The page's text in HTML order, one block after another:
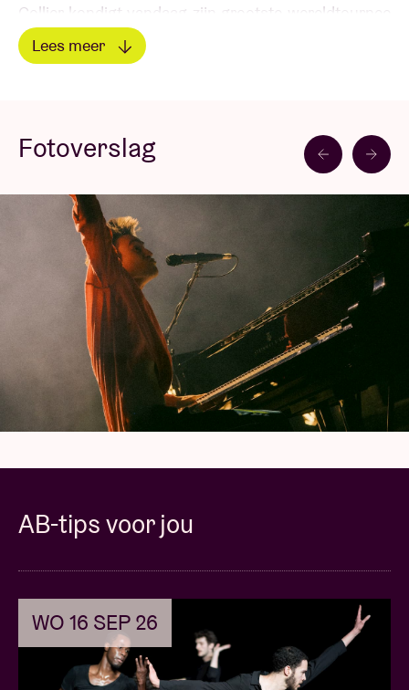
Collier kondigt vandaag zijn grootste wereldtournee
ooit aan, die hem door heel Europa zal brengen, met
onder andere optredens in Madrid, Wenen, Berlijn,
wordt ongetwijfeld hét niet te missen evenement van
het najaar van 2024!
Met zijn talent, grenzeloze verbeelding en lef maakt
de jonge Jacob in 2012 zijn debuut op YouTube met
zijn eigen video's. Hij wekt al snel de interesse van
levende legendes Herbie Hancock en Quincy Jones.
Zijn eerste album komt uit in 2016 en slaat meteen
aan op alle muziekplatforms. ‘In My Room‘ zorgt
voor wereldwijde faam en bezorgt hem meteen twee
Grammy Awards. Geliefd bij zowel het grote publiek
als bij zijn collega's, stapelt hij de fenomenale
samenwerkingen op, waaronder met Coldplay, SZA,
"DJESSE". Vijftig nummers verdeeld over vier delen,
elk verankerd in een ander muzikaal universum.
Grammy. Het in 2020 uitgebrachte ‘Djesse Vol. 3‘
leverde hem bij de Grammy Awards in 2021 twee
overwinningen en een nominatie voor het Beste
Album van het Jaar op. Op dit moment is Jacob
Lees meer
Fotoverslag
AB-tips voor jou
WO 16 SEP 26